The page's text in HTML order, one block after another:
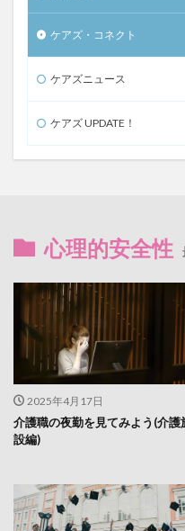
ケアズ・コネクト
ケアズニュース
ケアズ UPDATE！
心理的安全性
2025年4月17日
介護職の夜勤を見てみよう(介護
設編)